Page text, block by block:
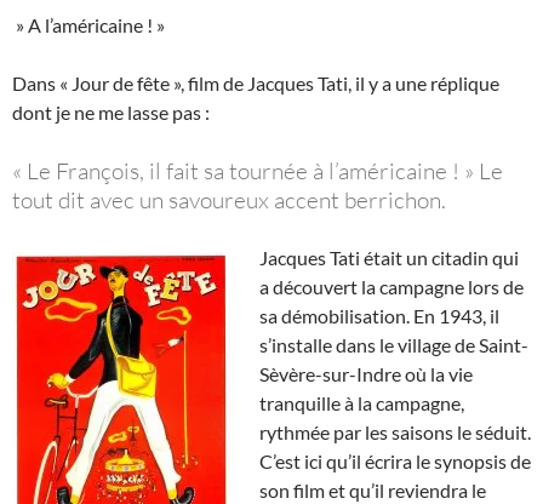
» A l’américaine ! »
Dans « Jour de fête », film de Jacques Tati, il y a une réplique
dont je ne me lasse pas :
« Le François, il fait sa tournée à l’américaine ! » Le
tout dit avec un savoureux accent berrichon.
Jacques Tati était un citadin qui
a découvert la campagne lors de
sa démobilisation. En 1943, il
s’installe dans le village de Saint-
Sèvère-sur-Indre où la vie
tranquille à la campagne,
rythmée par les saisons le séduit.
C’est ici qu’il écrira le synopsis de
son film et qu’il reviendra le